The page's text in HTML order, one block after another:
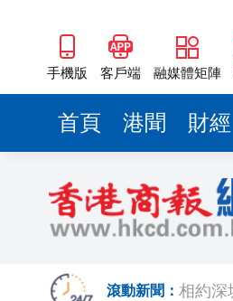
手機版 客戶端 融媒體矩陣
首頁 港聞 財經
滾動新聞：